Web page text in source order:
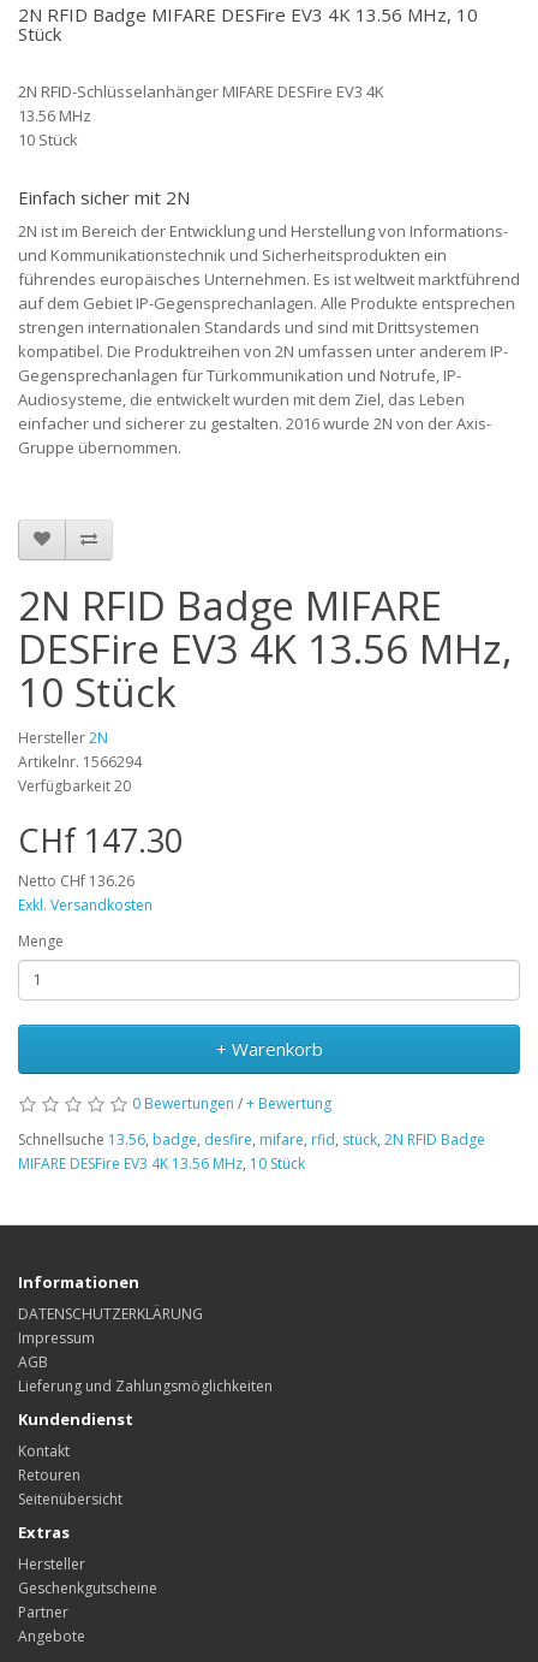
2N RFID Badge MIFARE DESFire EV3 4K 13.56 MHz, 10
Stück
2N RFID-Schlüsselanhänger MIFARE DESFire EV3 4K
13.56 MHz
10 Stück
Einfach sicher mit 2N
2N ist im Bereich der Entwicklung und Herstellung von Informations-
und Kommunikationstechnik und Sicherheitsprodukten ein
führendes europäisches Unternehmen. Es ist weltweit marktführend
auf dem Gebiet IP-Gegensprechanlagen. Alle Produkte entsprechen
strengen internationalen Standards und sind mit Drittsystemen
kompatibel. Die Produktreihen von 2N umfassen unter anderem IP-
Gegensprechanlagen für Türkommunikation und Notrufe, IP-
Audiosysteme, die entwickelt wurden mit dem Ziel, das Leben
einfacher und sicherer zu gestalten. 2016 wurde 2N von der Axis-
Gruppe übernommen.
2N RFID Badge MIFARE
DESFire EV3 4K 13.56 MHz,
10 Stück
Hersteller2N
Artikelnr. 1566294
Verfügbarkeit 20
CHf 147.30
Netto CHf 136.26
Exkl. Versandkosten
Menge
+ Warenkorb
0 Bewertungen /+ Bewertung
Schnellsuche 13.56, badge, desfire, mifare, rfid, stück, 2N RFID Badge
MIFARE DESFire EV3 4K 13.56 MHz, 10 Stück
Informationen
DATENSCHUTZERKLÄRUNG
Impressum
AGB
Lieferung und Zahlungsmöglichkeiten
Kundendienst
Kontakt
Retouren
Seitenübersicht
Extras
Hersteller
Geschenkgutscheine
Partner
Angebote